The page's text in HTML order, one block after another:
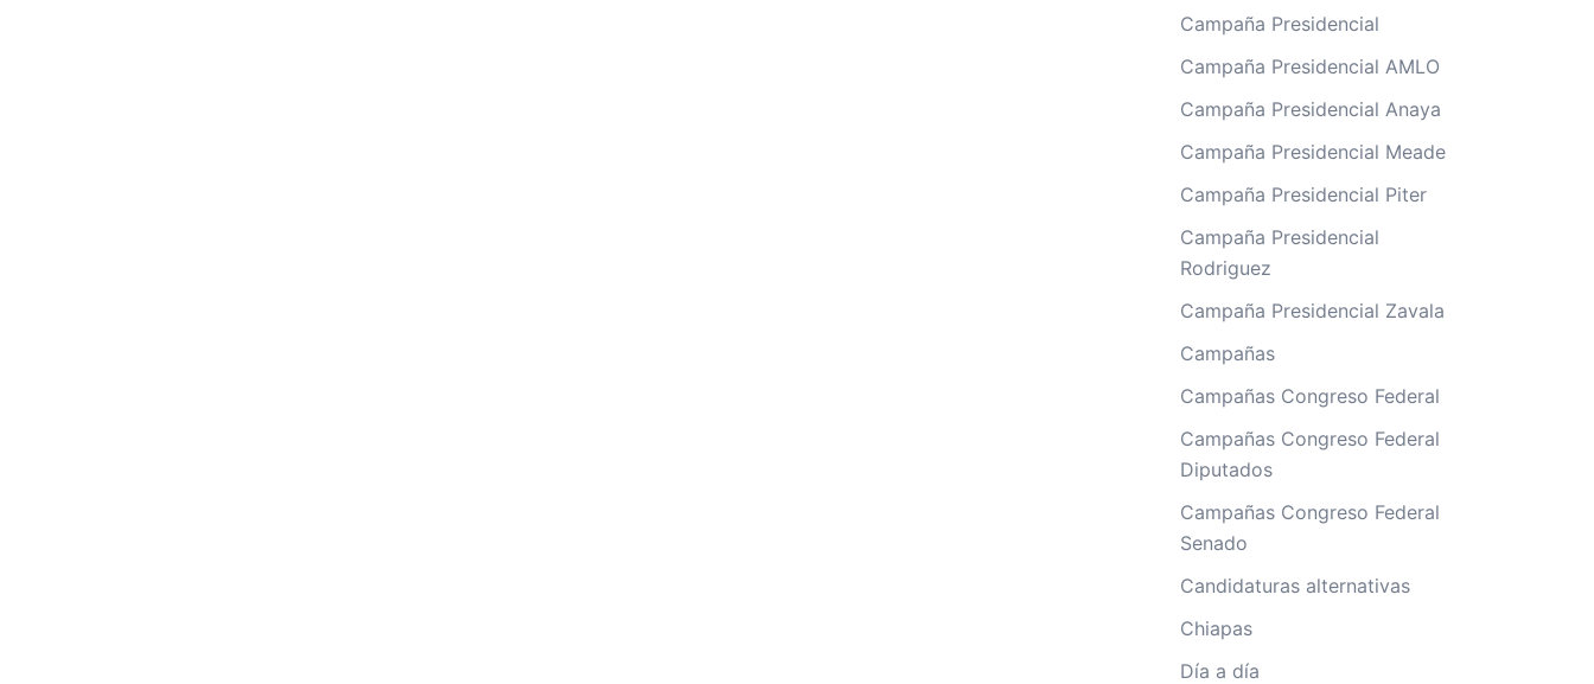
Campaña Presidencial
Campaña Presidencial AMLO
Campaña Presidencial Anaya
Campaña Presidencial Meade
Campaña Presidencial Piter
Campaña Presidencial
Rodriguez
Campaña Presidencial Zavala
Campañas
Campañas Congreso Federal
Campañas Congreso Federal
Diputados
Campañas Congreso Federal
Senado
Candidaturas alternativas
Chiapas
Día a día